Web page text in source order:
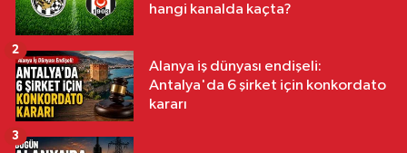
hangi kanalda kaçta?
Alanya iş dünyası endişeli:
Antalya'da 6 şirket için konkordato
kararı
2
3